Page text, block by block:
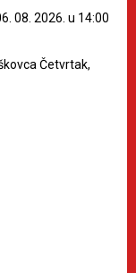
08. 2026. u 14:00
Četvrtak,